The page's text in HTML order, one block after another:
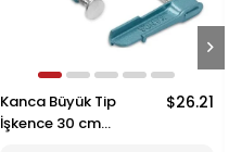
Kanca Büyük Tip
İşkence 30 cm
$26.21